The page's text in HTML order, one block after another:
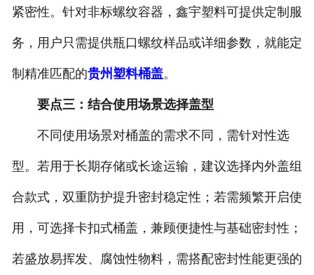
紧密性。针对非标螺纹容器，鑫宇塑料可提供定制服
务，用户只需提供瓶口螺纹样品或详细参数，就能定
制精准匹配的贵州塑料桶盖。
要点三：结合使用场景选择盖型
不同使用场景对桶盖的需求不同，需针对性选
型。若用于长期存储或长途运输，建议选择内外盖组
合款式，双重防护提升密封稳定性；若需频繁开启使
用，可选择卡扣式桶盖，兼顾便捷性与基础密封性；
若盛放易挥发、腐蚀性物料，需搭配密封性能更强的